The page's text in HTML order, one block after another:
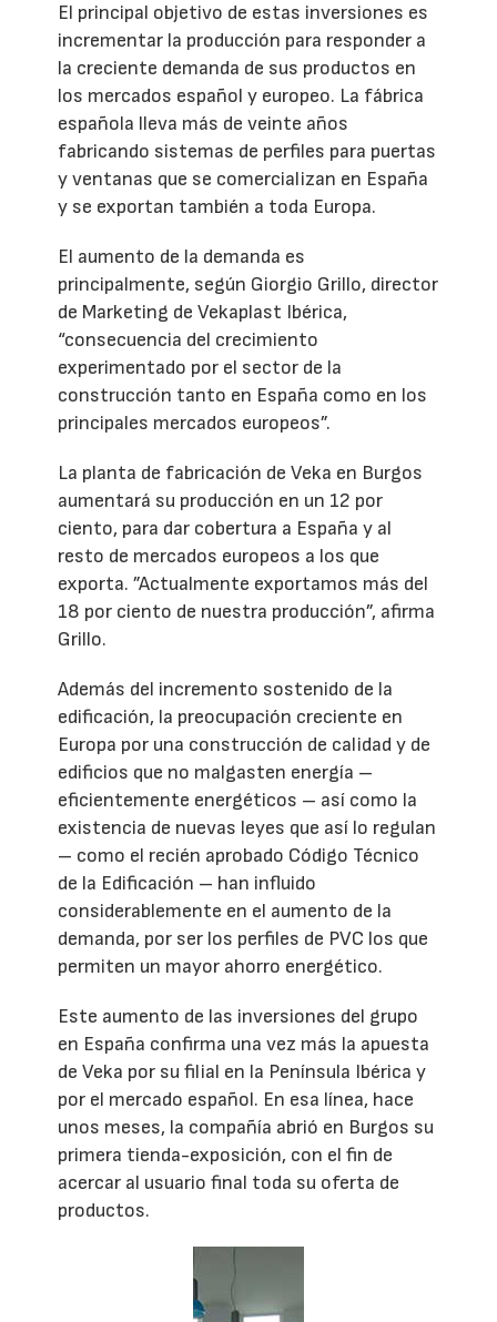
El principal objetivo de estas inversiones es
incrementar la producción para responder a
la creciente demanda de sus productos en
los mercados español y europeo. La fábrica
española lleva más de veinte años
fabricando sistemas de perfiles para puertas
y ventanas que se comercializan en España
y se exportan también a toda Europa.
El aumento de la demanda es
principalmente, según Giorgio Grillo, director
de Marketing de Vekaplast Ibérica,
“consecuencia del crecimiento
experimentado por el sector de la
construcción tanto en España como en los
principales mercados europeos”.
La planta de fabricación de Veka en Burgos
aumentará su producción en un 12 por
ciento, para dar cobertura a España y al
resto de mercados europeos a los que
exporta. ”Actualmente exportamos más del
18 por ciento de nuestra producción”, afirma
Grillo.
Además del incremento sostenido de la
edificación, la preocupación creciente en
Europa por una construcción de calidad y de
edificios que no malgasten energía –
eficientemente energéticos – así como la
existencia de nuevas leyes que así lo regulan
– como el recién aprobado Código Técnico
de la Edificación – han influido
considerablemente en el aumento de la
demanda, por ser los perfiles de PVC los que
permiten un mayor ahorro energético.
Este aumento de las inversiones del grupo
en España confirma una vez más la apuesta
de Veka por su filial en la Península Ibérica y
por el mercado español. En esa línea, hace
unos meses, la compañía abrió en Burgos su
primera tienda-exposición, con el fin de
acercar al usuario final toda su oferta de
productos.